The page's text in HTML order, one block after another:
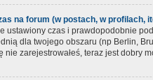
na forum (w postach, w profilach,
ustawiony czas i prawdopodobnie
dla twojego obszaru (np Berlin,
zarejestrowałeś, teraz jest dobry